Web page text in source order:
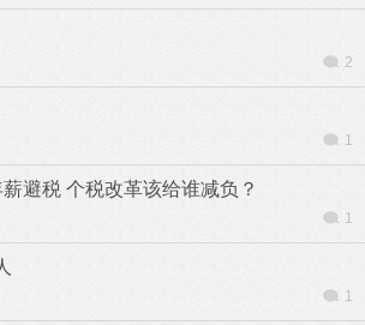
2
1
避税 个税改革该给谁减负？
1
1